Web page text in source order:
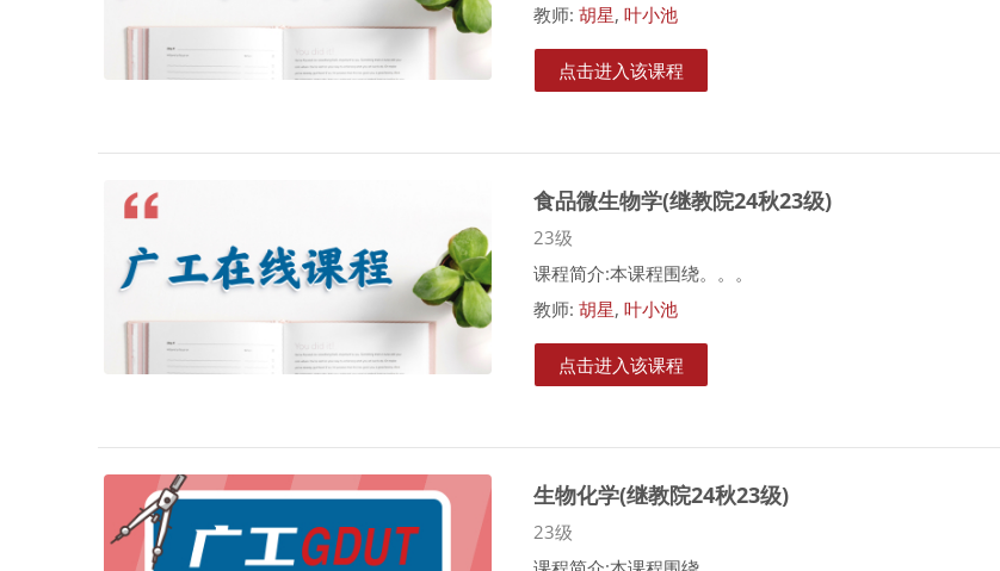
教师:胡星,叶小池
点击进入该课程
食品微生物学(继教院24秋23级)
课程类别
23级
课程简介:本课程围绕。。。
教师:胡星,叶小池
点击进入该课程
生物化学(继教院24秋23级)
课程类别
23级